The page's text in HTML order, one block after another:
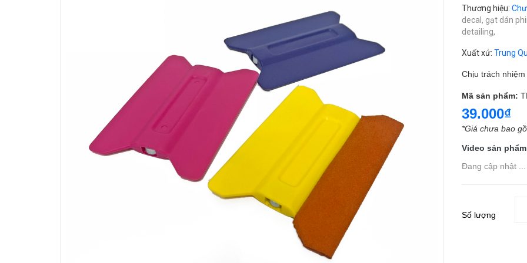
Thương hiệu:
decal, gạt dán
detailing,
Xuất xứ: Trung
Chịu trách
Mã sản phẩm:
39.000₫
*Giá chưa bao
Video sản
Đang cập nhật ...
Số lượng